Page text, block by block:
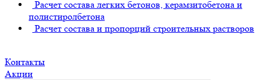
Расчет состава легких бетонов, керамзитобетона и
полистиролбетона
Расчет состава и пропорций строительных растворов
Контакты
Акции